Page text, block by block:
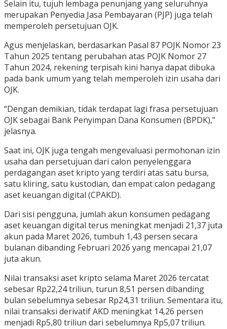
Selain itu, tujuh lembaga penunjang yang seluruhnya
merupakan Penyedia Jasa Pembayaran (PJP) juga telah
memperoleh persetujuan OJK.
Agus menjelaskan, berdasarkan Pasal 87 POJK Nomor 23
Tahun 2025 tentang perubahan atas POJK Nomor 27
Tahun 2024, rekening terpisah kini hanya dapat dibuka
pada bank umum yang telah memperoleh izin usaha dari
OJK.
“Dengan demikian, tidak terdapat lagi frasa persetujuan
OJK sebagai Bank Penyimpan Dana Konsumen (BPDK),”
jelasnya.
Saat ini, OJK juga tengah mengevaluasi permohonan izin
usaha dan persetujuan dari calon penyelenggara
perdagangan aset kripto yang terdiri atas satu bursa,
satu kliring, satu kustodian, dan empat calon pedagang
aset keuangan digital (CPAKD).
Dari sisi pengguna, jumlah akun konsumen pedagang
aset keuangan digital terus meningkat menjadi 21,37 juta
akun pada Maret 2026, tumbuh 1,43 persen secara
bulanan dibanding Februari 2026 yang mencapai 21,07
juta akun.
Nilai transaksi aset kripto selama Maret 2026 tercatat
sebesar Rp22,24 triliun, turun 8,51 persen dibanding
bulan sebelumnya sebesar Rp24,31 triliun. Sementara itu,
nilai transaksi derivatif AKD meningkat 14,26 persen
menjadi Rp5,80 triliun dari sebelumnya Rp5,07 triliun.